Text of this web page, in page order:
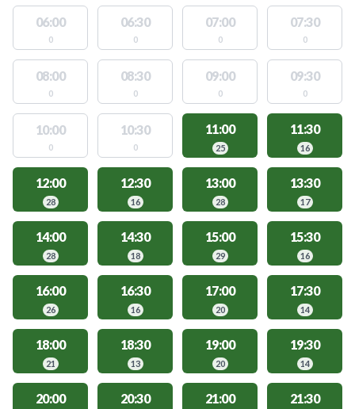
06:00
0
06:30
0
07:00
0
07:30
0
08:00
0
08:30
0
09:00
0
09:30
0
10:00
0
10:30
0
11:00
25
11:30
16
12:00
28
12:30
16
13:00
28
13:30
17
14:00
28
14:30
18
15:00
29
15:30
16
16:00
26
16:30
16
17:00
20
17:30
14
18:00
21
18:30
13
19:00
20
19:30
14
20:00 20:30 21:00 21:30